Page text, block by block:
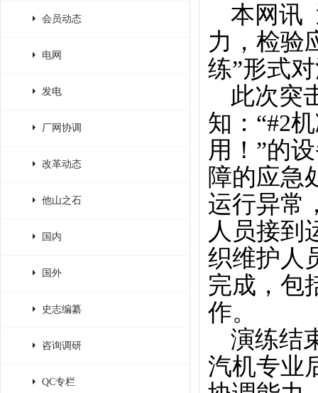
会员动态
电网
发电
厂网协调
改革动态
他山之石
国内
国外
史志编纂
咨询调研
QC专栏
本网讯
力，检验
练”形式
此次突
知：“#2
用！”的
障的应急
运行异常
人员接到
织维护人
完成，包
作。
演练结
汽机专业